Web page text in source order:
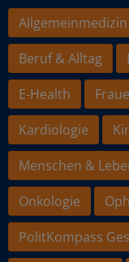
Beruf & Alltag
E-Health
Kardiologie
Menschen &
Onkologie
PolitKompass